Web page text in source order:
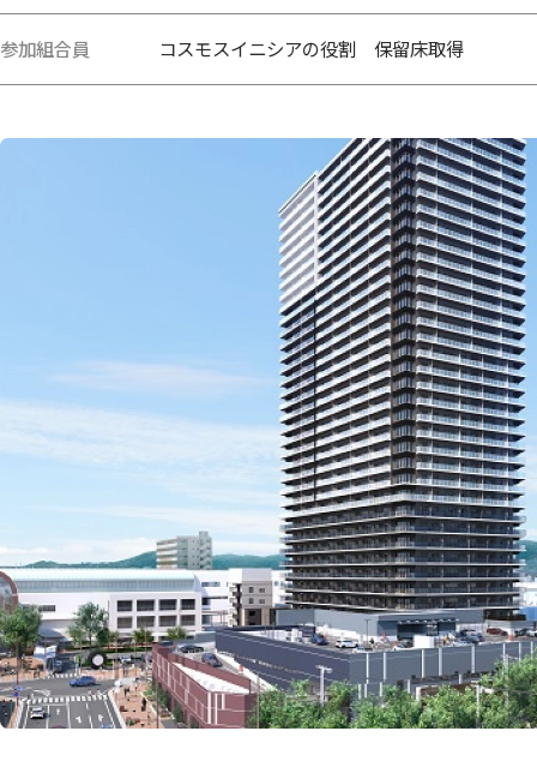
参加組合員 コスモスイニシアの役割 保留床取得